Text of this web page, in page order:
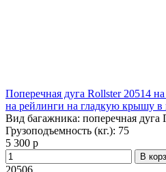
Поперечная дуга Rollster 20514
на рейлинги на гладкую крышу в
Вид багажника: поперечная дуга
Грузоподъемность (кг.): 75
5 300 р
В